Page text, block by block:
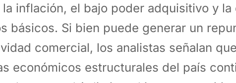
la inflación, el bajo poder adquisitivo y la
básicos. Si bien puede generar un
comercial, los analistas señalan
económicos estructurales del país